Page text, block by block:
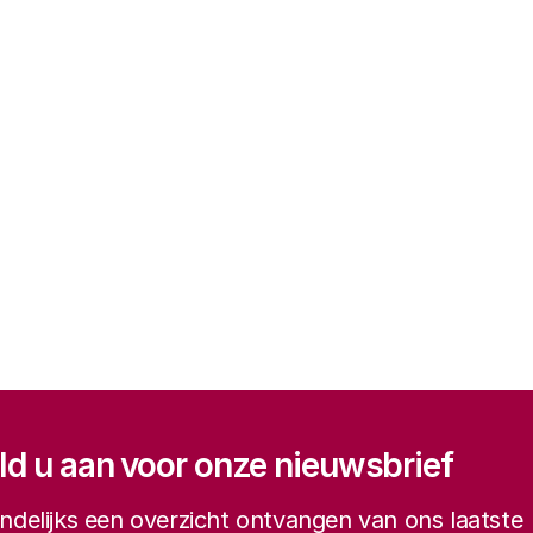
u aan voor onze nieuwsbrief
een overzicht ontvangen van ons laatste